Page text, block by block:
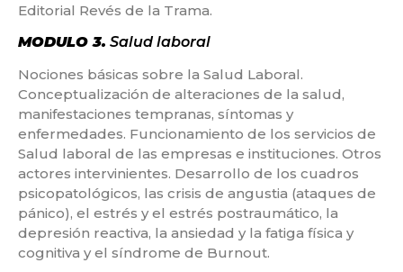
Editorial Revés de la Trama.
MODULO 3. Salud laboral
Nociones básicas sobre la Salud Laboral.
Conceptualización de alteraciones de la salud,
manifestaciones tempranas, síntomas y
enfermedades. Funcionamiento de los servicios de
Salud laboral de las empresas e instituciones. Otros
actores intervinientes. Desarrollo de los cuadros
psicopatológicos, las crisis de angustia (ataques de
pánico), el estrés y el estrés postraumático, la
depresión reactiva, la ansiedad y la fatiga física y
cognitiva y el síndrome de Burnout.